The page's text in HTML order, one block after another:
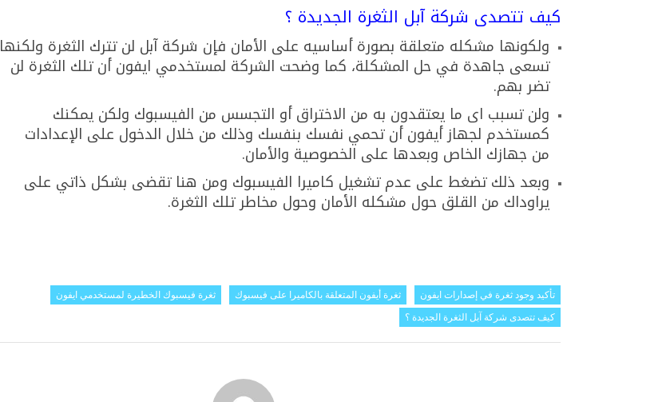
كيف تتصدى شركة آبل الثغرة الجديدة ؟
ولكونها مشكله متعلقة بصورة أساسيه على الأمان فإن شركة آبل لن تترك الثغرة ولكنها
تسعى جاهدة في حل المشكلة، كما وضحت الشركة لمستخدمي ايفون أن تلك الثغرة لن
تضر بهم.
ولن تسبب اى ما يعتقدون به من الاختراق أو التجسس من الفيسبوك ولكن يمكنك
كمستخدم لجهاز أيفون أن تحمي نفسك بنفسك وذلك من خلال الدخول على الإعدادات
من جهازك الخاص وبعدها على الخصوصية والأمان.
وبعد ذلك تضغط على عدم تشغيل كاميرا الفيسبوك ومن هنا تقضى بشكل ذاتي على
يراوداك من القلق حول مشكله الأمان وحول مخاطر تلك الثغرة.
تأكيد وجود ثغرة في إصدارات ايفون ثغرة أيفون المتعلقة بالكاميرا على فيسبوك
ثغرة فيسبوك الخطيرة لمستخدمي ايفون
كيف تتصدى شركة آبل الثغرة الجديدة ؟